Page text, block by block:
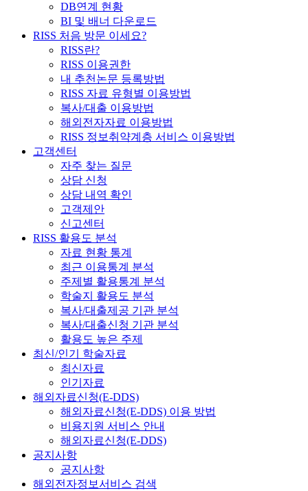
DB연계 현황
BI 및 배너 다운로드
RISS 처음 방문 이세요?
RISS란?
RISS 이용권한
내 추천논문 등록방법
RISS 자료 유형별 이용방법
복사/대출 이용방법
해외전자자료 이용방법
RISS 정보취약계층 서비스 이용방법
고객센터
자주 찾는 질문
상담 신청
상담 내역 확인
고객제안
신고센터
RISS 활용도 분석
자료 현황 통계
최근 이용통계 분석
주제별 활용통계 분석
학술지 활용도 분석
복사/대출제공 기관 분석
복사/대출신청 기관 분석
활용도 높은 주제
최신/인기 학술자료
최신자료
인기자료
해외자료신청(E-DDS)
해외자료신청(E-DDS) 이용 방법
비용지원 서비스 안내
해외자료신청(E-DDS)
공지사항
공지사항
해외전자정보서비스 검색